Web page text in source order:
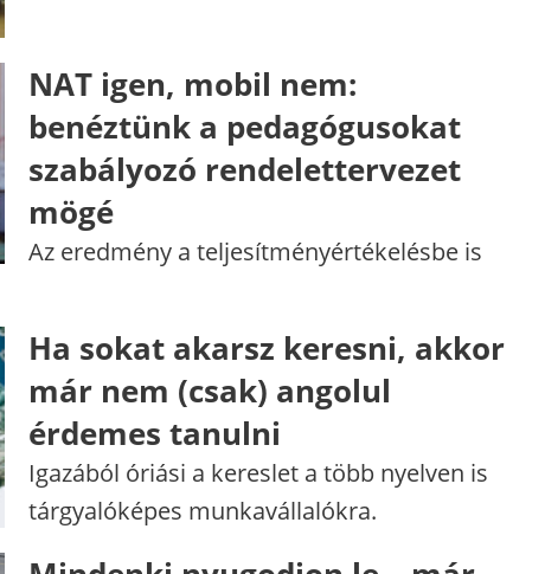
NAT igen, mobil nem:
benéztünk a pedagógusokat
szabályozó rendelettervezet
mögé
Az eredmény a teljesítményértékelésbe is
Ha sokat akarsz keresni, akkor
már nem (csak) angolul
érdemes tanulni
Igazából óriási a kereslet a több nyelven is
tárgyalóképes munkavállalókra.